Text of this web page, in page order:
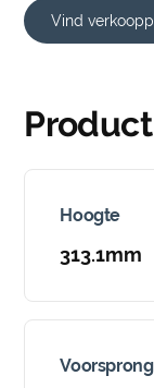
Vind
Hoogte
313.1mm
Voorsprong